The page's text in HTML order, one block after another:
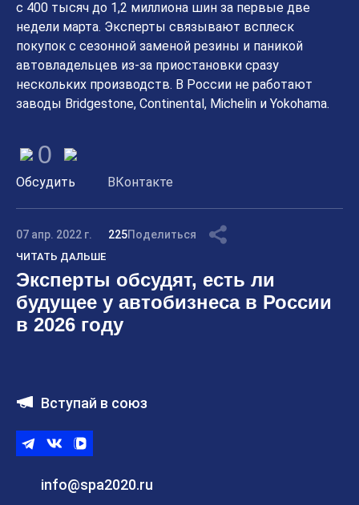
с 400 тысяч до 1,2 миллиона шин за первые две
недели марта. Эксперты связывают всплеск
покупок с сезонной заменой резины и паникой
автовладельцев из-за приостановки сразу
нескольких производств. В России не работают
заводы Bridgestone, Continental, Michelin и Yokohama.
0
Обсудить ВКонтакте
07 апр. 2022 г. 225Поделиться
ЧИТАТЬ ДАЛЬШЕ
Эксперты обсудят, есть ли
будущее у автобизнеса в России
в 2026 году
Вступай в союз
info@spa2020.ru
TelegramВКонтакте
ВК